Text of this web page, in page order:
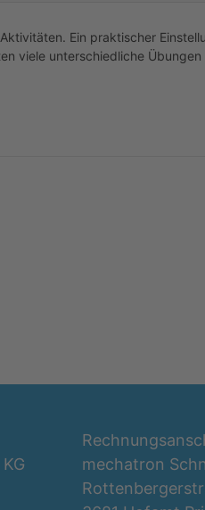
Ein praktischer
viele unterschiedliche
mechatron